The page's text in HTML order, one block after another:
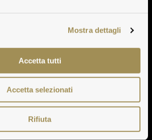
Mostra dettagli
Accetta tutti
Accetta selezionati
Rifiuta